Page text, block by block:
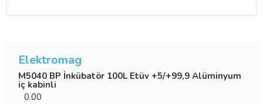
Elektromag
M5040 BP İnkübatör 100L Etüv +5/+99,9 Alüminyum
iç kabinli
0.00